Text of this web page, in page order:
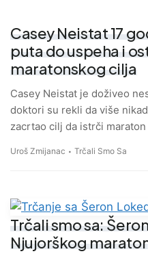
Casey Neistat 17
puta do uspeha i
maratonskog cilja
Casey Neistat je doživeo
doktori su rekli da više
zacrtao cilj da istrči
Uroš Zmijanac Trčali Smo Sa
Trčali smo sa:
Njujorškog